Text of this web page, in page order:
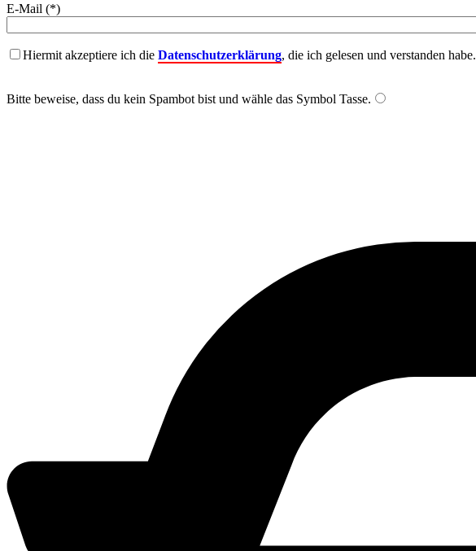
E-Mail (*)
Hiermit akzeptiere ich die Datenschutzerklärung, die ich gelesen und verstanden habe.
Bitte beweise, dass du kein Spambot bist und wähle das Symbol Tasse.